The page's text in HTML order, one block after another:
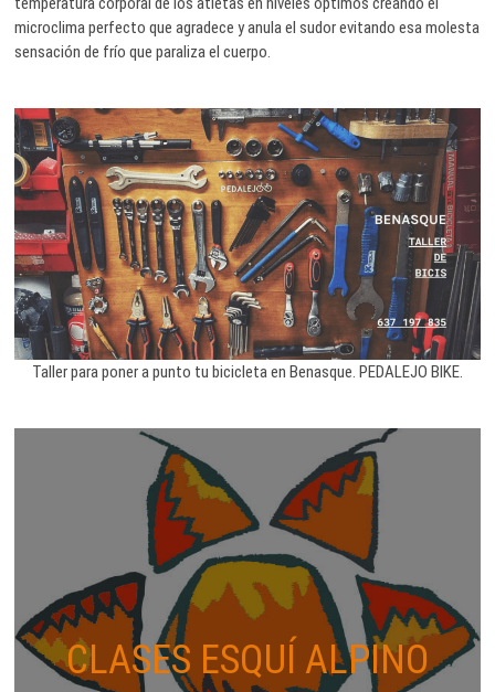
microclima perfecto que agradece y anula el sudor evitando esa molesta
sensación de frío que paraliza el cuerpo.
Taller para poner a punto tu bicicleta en Benasque. PEDALEJO BIKE.
CLASES ESQUÍ ALPINO